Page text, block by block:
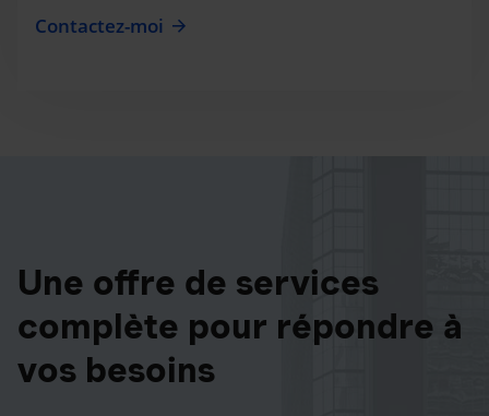
Contactez-moi
Une offre de services
complète pour répondre à
vos besoins